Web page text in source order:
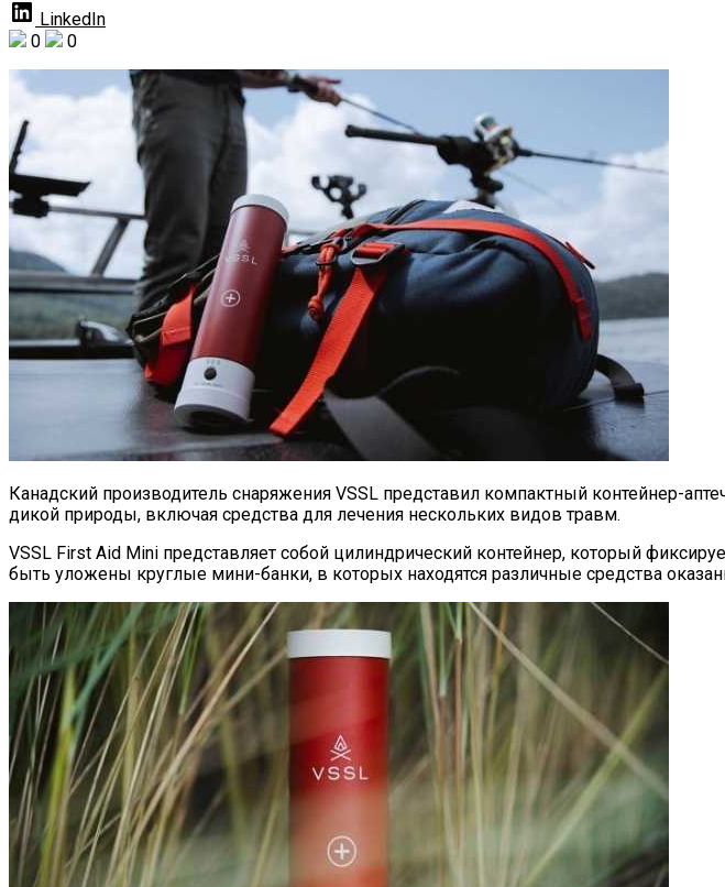
LinkedIn
0
0
Канадский производитель снаряжения VSSL представил компактный контейнер-
дикой природы, включая средства для лечения нескольких видов травм.
VSSL First Aid Mini представляет собой цилиндрический контейнер, который
быть уложены круглые мини-банки, в которых находятся различные средства